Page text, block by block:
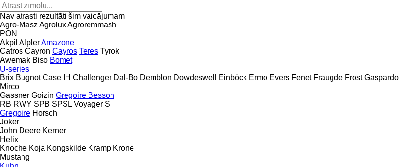
Nav atrasti rezultāti šim vaicājumam
Agro-Masz AgroluxAgroremmash
PON
Akpil AlplerAmazone
Catros Cayron Cayros Teres Tyrok
Awemak Biso Bomet
U-series
Brix Bugnot Case IH Challenger Dal-Bo Demblon Dowdeswell Einböck Ermo Evers Fenet Fraugde Frost Gaspardo
Mirco
Gassner Goizin Gregoire Besson
RB RWY SPB SPSL Voyager S
Gregoire Horsch
Joker
John Deere Kerner
Helix
Knoche Koja Kongskilde Kramp Krone
Mustang